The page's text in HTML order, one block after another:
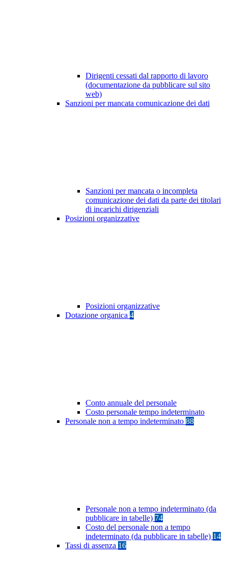
Dirigenti cessati dal rapporto di lavoro
(documentazione da pubblicare sul sito
web)
Sanzioni per mancata comunicazione dei dati
Sanzioni per mancata o incompleta
comunicazione dei dati da parte dei titolari
di incarichi dirigenziali
Posizioni organizzative
Posizioni organizzative
Dotazione organica 4
Conto annuale del personale
Costo personale tempo indeterminato
Personale non a tempo indeterminato 88
Personale non a tempo indeterminato (da
pubblicare in tabelle) 74
Costo del personale non a tempo
indeterminato (da pubblicare in tabelle) 14
Tassi di assenza 16